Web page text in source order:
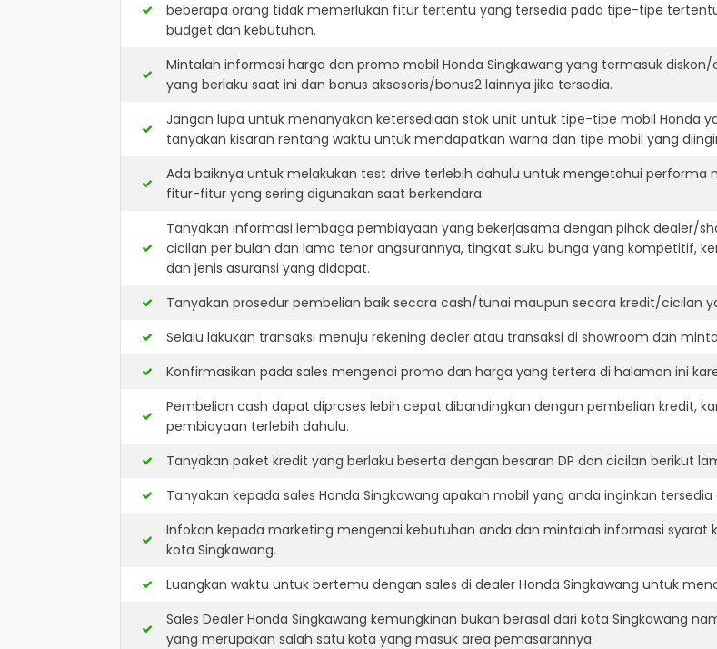
beberapa orang tidak memerlukan fitur tertentu yang tersedia pada tipe-tipe
budget dan kebutuhan.
Mintalah informasi harga dan promo mobil Honda Singkawang yang termasuk
yang berlaku saat ini dan bonus aksesoris/bonus2 lainnya jika tersedia.
Jangan lupa untuk menanyakan ketersediaan stok unit untuk tipe-tipe mobil Honda
tanyakan kisaran rentang waktu untuk mendapatkan warna dan tipe mobil yang
Ada baiknya untuk melakukan test drive terlebih dahulu untuk mengetahui
fitur-fitur yang sering digunakan saat berkendara.
Tanyakan informasi lembaga pembiayaan yang bekerjasama dengan pihak dealer/
cicilan per bulan dan lama tenor angsurannya, tingkat suku bunga yang kompetitif,
dan jenis asuransi yang didapat.
Tanyakan prosedur pembelian baik secara cash/tunai maupun secara kredit/cicilan
Selalu lakukan transaksi menuju rekening dealer atau transaksi di showroom dan
Konfirmasikan pada sales mengenai promo dan harga yang tertera di halaman ini
Pembelian cash dapat diproses lebih cepat dibandingkan dengan pembelian kredit,
pembiayaan terlebih dahulu.
Tanyakan paket kredit yang berlaku beserta dengan besaran DP dan cicilan berikut
Tanyakan kepada sales Honda Singkawang apakah mobil yang anda inginkan
Infokan kepada marketing mengenai kebutuhan anda dan mintalah informasi syarat
kota Singkawang.
Luangkan waktu untuk bertemu dengan sales di dealer Honda Singkawang untuk
Sales Dealer Honda Singkawang kemungkinan bukan berasal dari kota Singkawang
yang merupakan salah satu kota yang masuk area pemasarannya.